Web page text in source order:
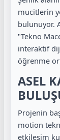
mucitlerin
bulunuyor.
"Tekno
interaktif
öğrenme
ASEL
Projenin
motion
etkileşim